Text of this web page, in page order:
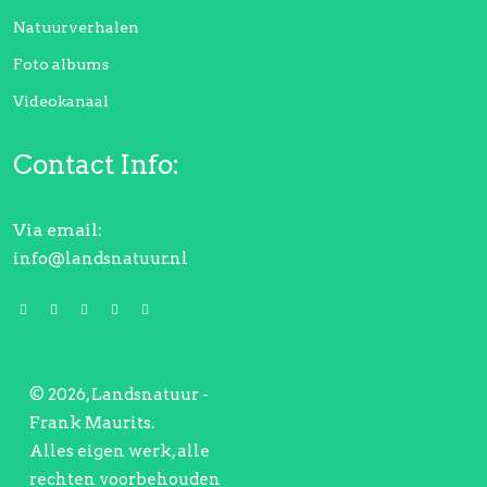
Natuurverhalen
Foto albums
Videokanaal
Contact Info:
Via email:
info@landsnatuur.nl
© 2026, Landsnatuur -
Frank Maurits.
Alles eigen werk, alle
rechten voorbehouden